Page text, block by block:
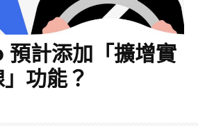
計添加「擴增實
功能？